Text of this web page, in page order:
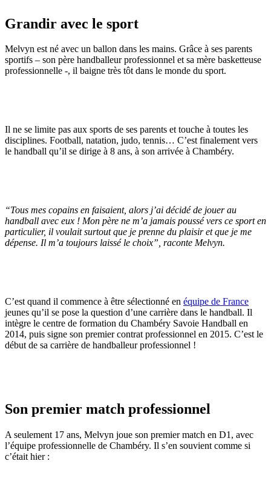
Grandir avec le sport
Melvyn est né avec un ballon dans les mains. Grâce à ses parents
sportifs – son père handballeur professionnel et sa mère basketteuse
professionnelle -, il baigne très tôt dans le monde du sport.
Il ne se limite pas aux sports de ses parents et touche à toutes les
disciplines. Football, natation, judo, tennis… C’est finalement vers
le handball qu’il se dirige à 8 ans, à son arrivée à Chambéry.
“Tous mes copains en faisaient, alors j’ai décidé de jouer au
handball avec eux ! Mon père ne m’a jamais poussé vers ce sport en
particulier, il voulait surtout que je prenne du plaisir et que je me
dépense. Il m’a toujours laissé le choix”, raconte Melvyn.
C’est quand il commence à être sélectionné en équipe de France
jeunes qu’il se pose la question d’une carrière dans le handball. Il
intègre le centre de formation du Chambéry Savoie Handball en
2014, puis signe son premier contrat professionnel en 2015. C’est le
début de sa carrière de handballeur professionnel !
Son premier match professionnel
A seulement 17 ans, Melvyn joue son premier match en D1, avec
l’équipe professionnelle de Chambéry. Il s’en souvient comme si
c’était hier :